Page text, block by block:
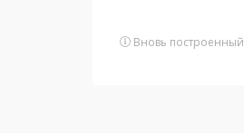
Вновь построенный